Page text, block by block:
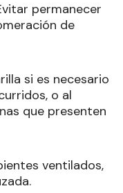
permanecer
de
si es necesario
o al
que presenten
ventilados,